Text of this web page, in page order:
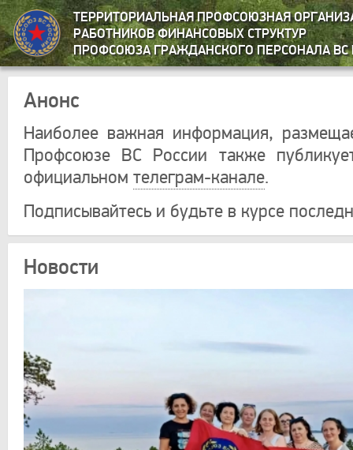
ТЕРРИТОРИАЛЬНАЯ ПРОФСОЮЗНАЯ
РАБОТНИКОВ ФИНАНСОВЫХ СТРУКТУР
ПРОФСОЮЗА ГРАЖДАНСКОГО ПЕРСОНАЛА ВС
Анонс
Наиболее важная информация,
Профсоюзе ВС России также
официальном телеграм-канале.
Подписывайтесь и будьте в курсе
Новости